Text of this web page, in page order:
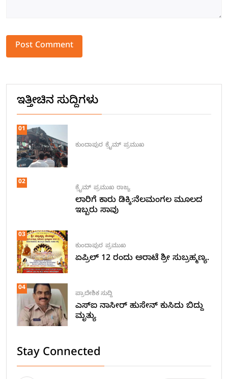
ಇತ್ತೀಚಿನ ಸುದ್ದಿಗಳು
01
ಕುಂದಾಪುರ ಕ್ರೈಮ್ ಪ್ರಮುಖ
02
ಕ್ರೈಮ್ ಪ್ರಮುಖ ರಾಜ್ಯ
ಲಾರಿಗೆ ಕಾರು ಡಿಕ್ಕಿ:ನೆಲಮಂಗಲ ಮೂಲದ
ಇಬ್ಬರು ಸಾವು
03
ಕುಂದಾಪುರ ಪ್ರಮುಖ
ಏಪ್ರಿಲ್ 12 ರಂದು ಅರಾಟೆ ಶ್ರೀ ಸುಬ್ರಹ್ಮಣ್ಯ.
04
ಪ್ರಾದೇಶಿಕ ಸುದ್ದಿ
ಎಸ್ಐ ನಾಸೀರ್ ಹುಸೇನ್ ಕುಸಿದು ಬಿದ್ದು
ಮೃತ್ಯು
Stay Connected